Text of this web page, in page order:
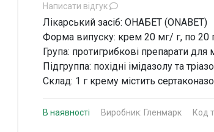
Написати відгук
Лікарський засіб: ОНАБЕТ (ONABET)
Форма випуску: крем 20 мг/ г, по 20 г
Група: протигрибкові препарати для
Підгруппа: похідні імідазолу та
Склад: 1 г крему містить
В наявності Виробник: Гленмарк Код